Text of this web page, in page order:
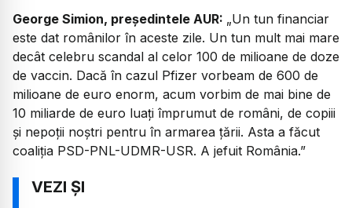
George Simion, președintele AUR: „Un tun financiar
este dat românilor în aceste zile. Un tun mult mai mare
decât celebru scandal al celor 100 de milioane de doze
de vaccin. Dacă în cazul Pfizer vorbeam de 600 de
milioane de euro enorm, acum vorbim de mai bine de
10 miliarde de euro luați împrumut de români, de copiii
și nepoții noștri pentru în armarea țării. Asta a făcut
coaliția PSD-PNL-UDMR-USR. A jefuit România.”